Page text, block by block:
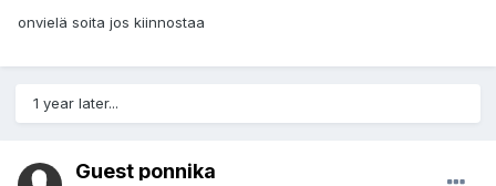
onvielä soita jos kiinnostaa
1 year later...
Guest ponnika